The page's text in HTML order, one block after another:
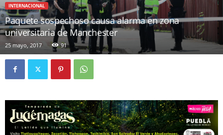
INTERNACIONAL
Paquete sospechoso causa alarma en zona
universitaria de Manchester
25 mayo, 2017 91